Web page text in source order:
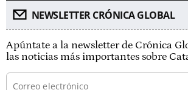
NEWSLETTER CRÓNICA GLOBAL
Apúntate a la newsletter de Crónica
las noticias más importantes sobre